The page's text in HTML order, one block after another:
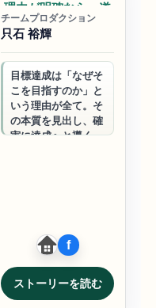
理由が明確なら、道
は開け…
チームプロダクション
只石 裕輝
目標達成は「なぜそ
こを目指すのか」と
いう理由が全て。そ
の本質を見出し、確
実に達成へと導くプ
ストーリーを読む